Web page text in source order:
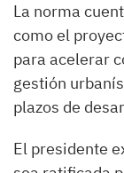
La norma
como el
para acelerar
gestión
plazos de
El presidente